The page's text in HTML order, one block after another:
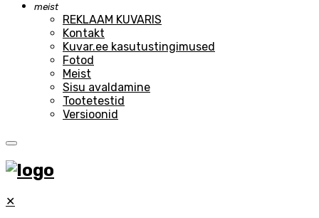
meist
REKLAAM KUVARIS
Kontakt
Kuvar.ee kasutustingimused
Fotod
Meist
Sisu avaldamine
Tootetestid
Versioonid
✕